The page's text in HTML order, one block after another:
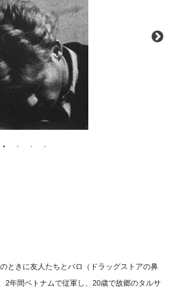
ときに友人たちとバロ（ドラッグストアの鼻
2年間ベトナムで従軍し、20歳で故郷のタルサ